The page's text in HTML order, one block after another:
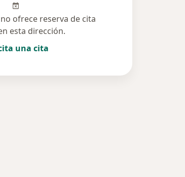
ofrece reserva de cita
esta dirección.
una cita